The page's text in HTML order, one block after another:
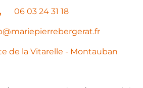
06 03 24 31 18
de la Vitarelle - Montauban